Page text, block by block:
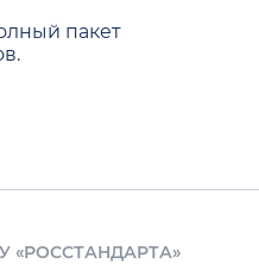
пакет
«РОССТАНДАРТА»